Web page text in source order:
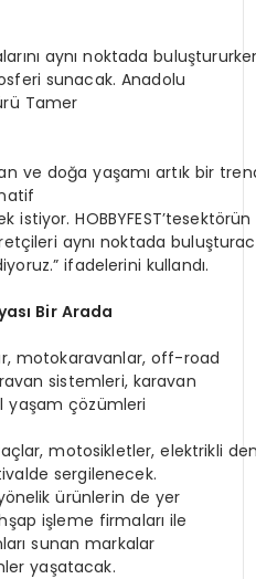
aynı noktada
sunacak. Anadolu
Tamer
ve doğa yaşamı artık bir
HOBBYFEST’tesektörün
aynı noktada
ifadelerini kullandı.
Bir Arada
motokaravanlar, off-road
sistemleri, karavan
yaşam çözümleri
motosikletler, elektrikli
sergilenecek.
ürünlerin de yer
işleme firmaları ile
sunan markalar
yaşatacak.